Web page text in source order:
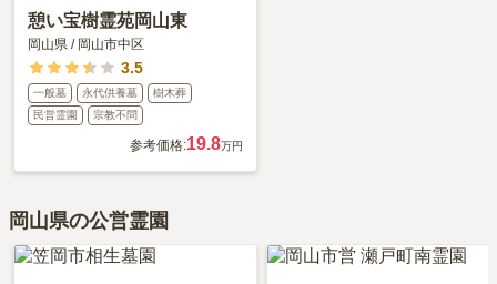
憩い宝樹霊苑岡山東
岡山県 / 岡山市中区
3.5
一般墓 永代供養墓
樹木葬
民営霊園
宗教不問
参考価格:19.8万円
岡山県の公営霊園